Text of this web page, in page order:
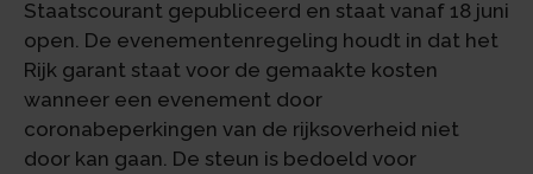
Staatscourant gepubliceerd en staat vanaf 18 juni
open. De evenementenregeling houdt in dat het
Rijk garant staat voor de gemaakte kosten
wanneer een evenement door
coronabeperkingen van de rijksoverheid niet
door kan gaan. De steun is bedoeld voor